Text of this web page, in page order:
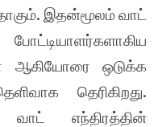
இதன்மூலம் வாட்
ஒடுக்க
தெரிகிறது.
எந்திரத்தின்